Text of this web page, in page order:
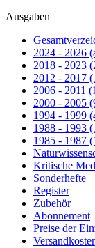
Ausgaben
2024 - 2026
2018 - 2023
2012 - 2017
2006 - 2011
2000 - 2005
1994 - 1999
1988 - 1993
1985 - 1987
Kritische
Sonderhefte
Register
Zubehör
Abonnement
Preise der